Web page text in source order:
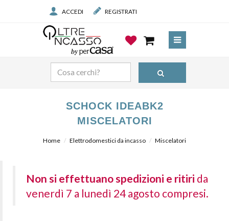
ACCEDI REGISTRATI
SCHOCK IDEABK2
MISCELATORI
Home Elettrodomestici da incasso Miscelatori
Non si effettuano spedizioni e ritiri da
venerdì 7 a lunedì 24 agosto compresi.